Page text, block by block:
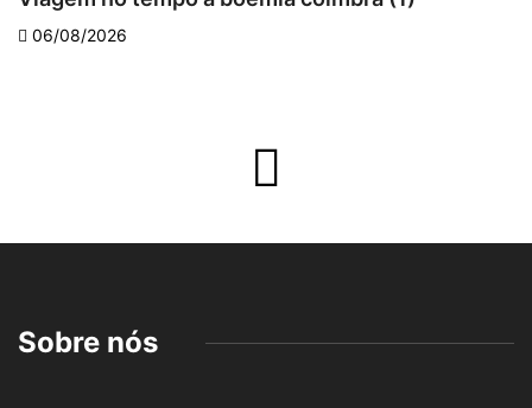
06/08/2026
Sobre nós